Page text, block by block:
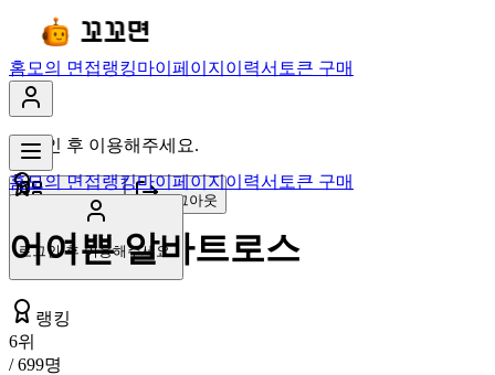
홈 모의 면접랭킹마이페이지 이력서 토큰 구매
로그인 후 이용해주세요.
마이페이지 로그아웃
홈모의 면접랭킹마이페이지이력서 토큰 구매
로그인 후 이용해주세요.
어여쁜 알바트로스
랭킹
6위
/699명